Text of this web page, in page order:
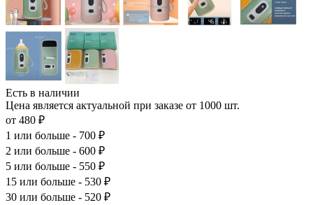
Есть в наличии
Цена является актуальной при заказе от 1000 шт.
от 480 ₽
1 или больше - 700 ₽
2 или больше - 600 ₽
5 или больше - 550 ₽
15 или больше - 530 ₽
30 или больше - 520 ₽